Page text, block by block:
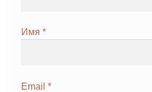
Имя *
Email *